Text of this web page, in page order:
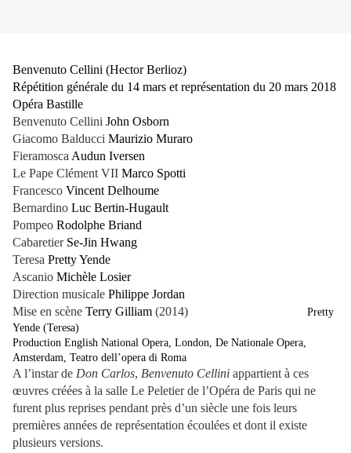
Benvenuto Cellini (Hector Berlioz)
Répétition générale du 14 mars et représentation du 20 mars 2018
Opéra Bastille
Benvenuto Cellini John Osborn
Giacomo Balducci Maurizio Muraro
Fieramosca Audun Iversen
Le Pape Clément VII Marco Spotti
Francesco Vincent Delhoume
Bernardino Luc Bertin-Hugault
Pompeo Rodolphe Briand
CabaretierSe-Jin Hwang
Teresa Pretty Yende
Ascanio Michèle Losier
Direction musicale Philippe Jordan
Mise en scène Terry Gilliam (2014)
Pretty
Yende (Teresa)
Production English National Opera, London, De Nationale Opera,
Amsterdam, Teatro dell’opera di Roma
A l’instar de Don Carlos, Benvenuto Cellini appartient à ces
œuvres créées à la salle Le Peletier de l’Opéra de Paris qui ne
furent plus reprises pendant près d’un siècle une fois leurs
premières années de représentation écoulées et dont il existe
plusieurs versions.